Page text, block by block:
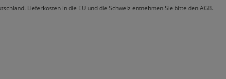
Lieferkosten in die EU und die Schweiz entnehmen Sie bitte den AGB.